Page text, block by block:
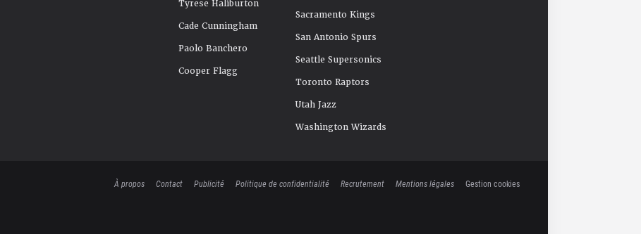
Tyrese Haliburton
Cade Cunningham
Paolo Banchero
Cooper Flagg
Sacramento Kings
San Antonio Spurs
Seattle Supersonics
Toronto Raptors
Utah Jazz
Washington Wizards
À propos Contact Publicité Politique de confidentialité Recrutement Mentions légales Gestion cookies